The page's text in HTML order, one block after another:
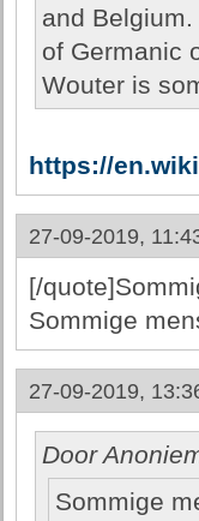
and
of Germanic
Wouter is
https://
27-09-2019,
[/
Sommige
27-09-2019,
Door
Sommige